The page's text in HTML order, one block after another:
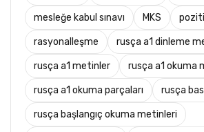
mesleğe kabul sınavı MKS
rasyonalleşme rusça a1 dinleme
rusça a1 metinler rusça a1 okuma
rusça a1 okuma parçaları rusça
rusça başlangıç okuma metinleri